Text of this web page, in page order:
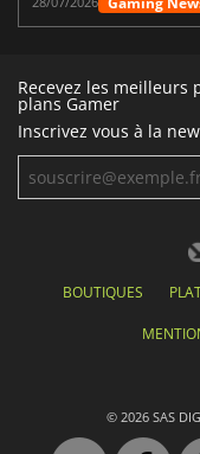
Recevez les meilleurs
plans Gamer
Inscrivez vous à la
BOUTIQUES
© 2026 SAS